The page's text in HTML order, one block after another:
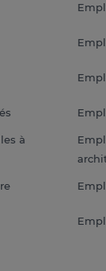
à